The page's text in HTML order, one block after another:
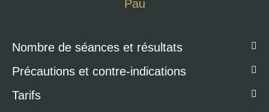
Pau
Nombre de séances et résultats
Précautions et contre-indications
Tarifs